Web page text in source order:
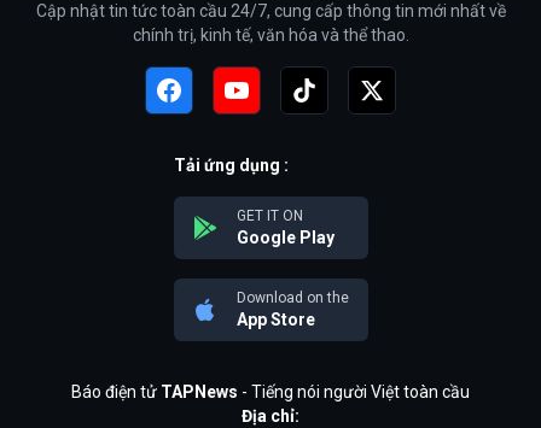
Cập nhật tin tức toàn cầu 24/7, cung cấp thông tin mới nhất về
chính trị, kinh tế, văn hóa và thể thao.
Tải ứng dụng :
GET IT ON
Google Play
Download on the
App Store
Báo điện tử TAPNews - Tiếng nói người Việt toàn cầu
Địa chỉ: